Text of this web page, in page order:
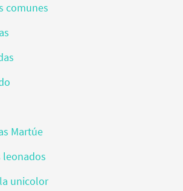
comunes
Martúe
leonados
unicolor